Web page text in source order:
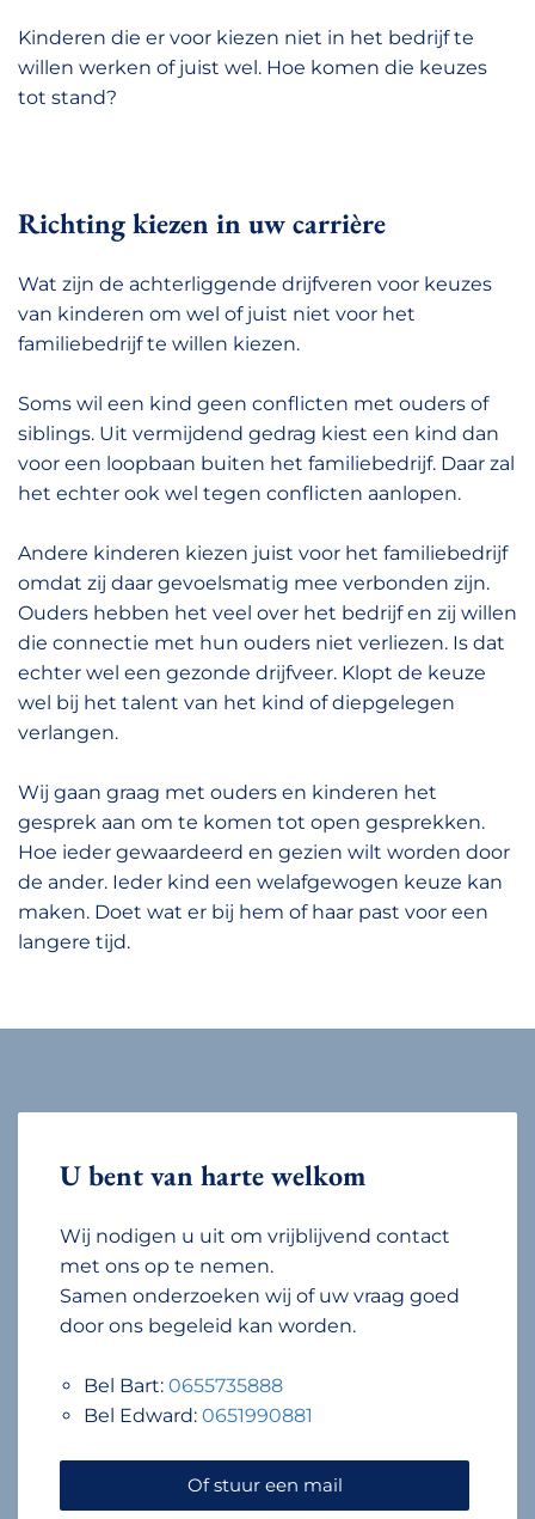
Kinderen die er voor kiezen niet in het bedrijf te
willen werken of juist wel. Hoe komen die keuzes
tot stand?
Richting kiezen in uw carrière
Wat zijn de achterliggende drijfveren voor keuzes
van kinderen om wel of juist niet voor het
familiebedrijf te willen kiezen.
Soms wil een kind geen conflicten met ouders of
siblings. Uit vermijdend gedrag kiest een kind dan
voor een loopbaan buiten het familiebedrijf. Daar zal
het echter ook wel tegen conflicten aanlopen.
Andere kinderen kiezen juist voor het familiebedrijf
omdat zij daar gevoelsmatig mee verbonden zijn.
Ouders hebben het veel over het bedrijf en zij willen
die connectie met hun ouders niet verliezen. Is dat
echter wel een gezonde drijfveer. Klopt de keuze
wel bij het talent van het kind of diepgelegen
verlangen.
Wij gaan graag met ouders en kinderen het
gesprek aan om te komen tot open gesprekken.
Hoe ieder gewaardeerd en gezien wilt worden door
de ander. Ieder kind een welafgewogen keuze kan
maken. Doet wat er bij hem of haar past voor een
langere tijd.
U bent van harte welkom
Wij nodigen u uit om vrijblijvend contact
met ons op te nemen.
Samen onderzoeken wij of uw vraag goed
door ons begeleid kan worden.
Bel Bart: 0655735888
Bel Edward: 0651990881
Of stuur een mail